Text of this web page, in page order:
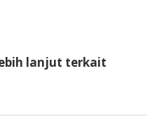
lanjut terkait